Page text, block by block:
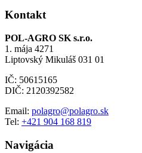
Kontakt
POL-AGRO SK s.r.o.
1. mája 4271
Liptovský Mikuláš 031 01
IČ: 50615165
DIČ: 2120392582
Email: polagro@polagro.sk
Tel: +421 904 168 819
Navigácia